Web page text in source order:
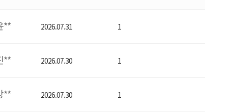
** 2026.07.31 1
** 2026.07.30 1
** 2026.07.30 1